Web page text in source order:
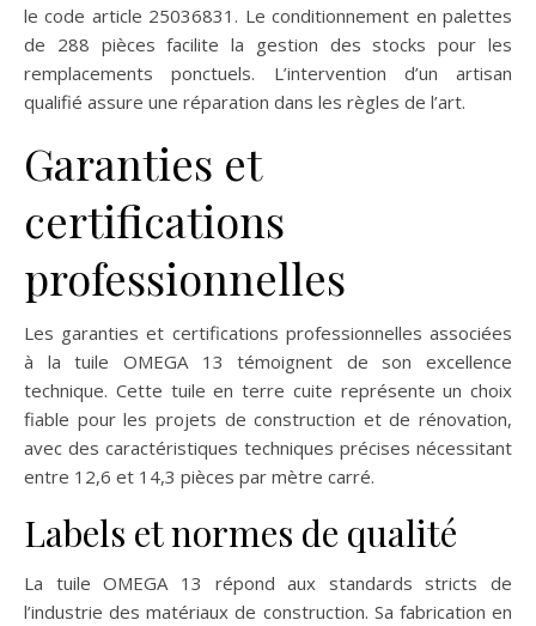
le code article 25036831. Le conditionnement en palettes
de 288 pièces facilite la gestion des stocks pour les
remplacements ponctuels. L’intervention d’un artisan
qualifié assure une réparation dans les règles de l’art.
Garanties et
certifications
professionnelles
Les garanties et certifications professionnelles associées
à la tuile OMEGA 13 témoignent de son excellence
technique. Cette tuile en terre cuite représente un choix
fiable pour les projets de construction et de rénovation,
avec des caractéristiques techniques précises nécessitant
entre 12,6 et 14,3 pièces par mètre carré.
Labels et normes de qualité
La tuile OMEGA 13 répond aux standards stricts de
l’industrie des matériaux de construction. Sa fabrication en